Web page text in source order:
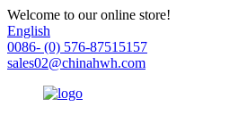
Welcome to our online store!
English
0086- (0) 576-87515157
sales02@chinahwh.com